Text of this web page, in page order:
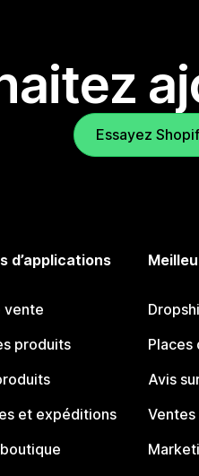
Essayez
d’applications
vente
produits
et expéditions
Places
Avis